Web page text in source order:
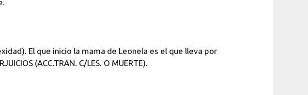
El que inicio la mama de Leonela es el que lleva por
(ACC.TRAN. C/LES. O MUERTE).